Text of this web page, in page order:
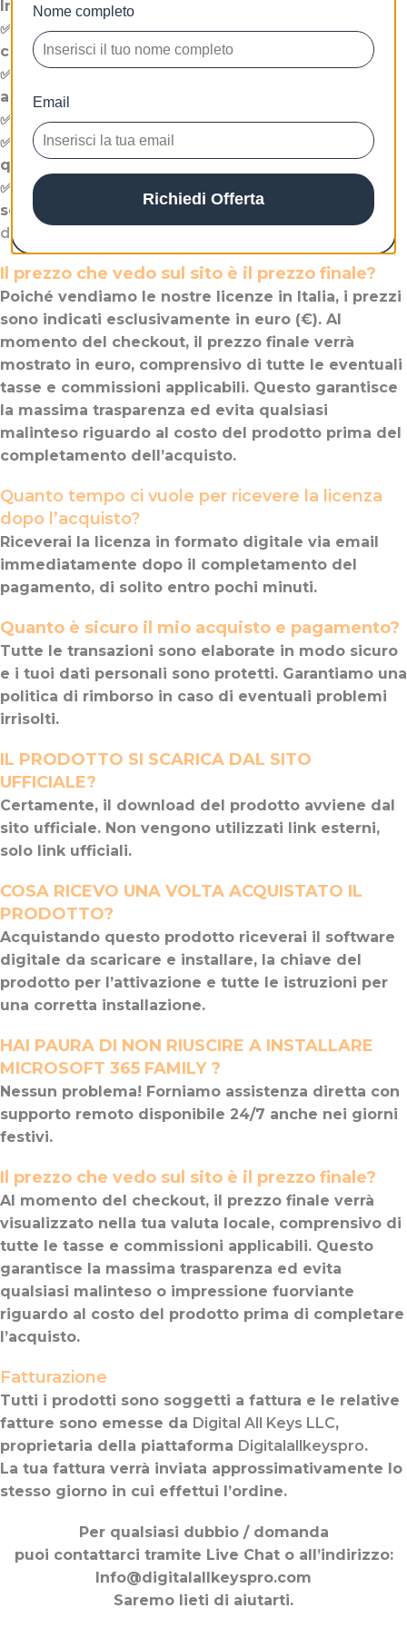
Incluso con il tuo acquisto:
✅ Un pacchetto di installazione verificato per una
configurazione fluida sul tuo dispositivo.
✅ Istruzioni passo-passo per l’installazione e
accesso al nostro team di supporto tecnico.
✅ Una fattura digitale emessa a tuo nome.
✅ Assistenza dal nostro team dedicato per
qualsiasi richiesta.
✅ Per gli acquisti idonei, si applica la garanzia di
soddisfazione come descritto nella nostra
Politica
di Rimborso e Reso
Il prezzo che vedo sul sito è il prezzo finale?
Poiché vendiamo le nostre licenze in Italia, i prezzi
sono indicati esclusivamente in euro (€). Al
momento del checkout, il prezzo finale verrà
mostrato in euro, comprensivo di tutte le eventuali
tasse e commissioni applicabili. Questo garantisce
la massima trasparenza ed evita qualsiasi
malinteso riguardo al costo del prodotto prima del
completamento dell’acquisto.
Quanto tempo ci vuole per ricevere la licenza
dopo l’acquisto?
Riceverai la licenza in formato digitale via email
immediatamente dopo il completamento del
pagamento, di solito entro pochi minuti.
Quanto è sicuro il mio acquisto e pagamento?
Tutte le transazioni sono elaborate in modo sicuro
e i tuoi dati personali sono protetti. Garantiamo una
politica di rimborso in caso di eventuali problemi
irrisolti.
IL PRODOTTO SI SCARICA DAL SITO
UFFICIALE?
Certamente, il download del prodotto avviene dal
sito ufficiale. Non vengono utilizzati link esterni,
solo link ufficiali.
COSA RICEVO UNA VOLTA ACQUISTATO IL
PRODOTTO?
Acquistando questo prodotto riceverai il software
digitale da scaricare e installare, la chiave del
prodotto per l’attivazione e tutte le istruzioni per
una corretta installazione.
HAI PAURA DI NON RIUSCIRE A INSTALLARE
MICROSOFT 365 FAMILY?
Nessun problema! Forniamo assistenza diretta con
supporto remoto disponibile 24/7 anche nei giorni
festivi.
Il prezzo che vedo sul sito è il prezzo finale?
Al momento del checkout, il prezzo finale verrà
visualizzato nella tua valuta locale, comprensivo di
tutte le tasse e commissioni applicabili. Questo
garantisce la massima trasparenza ed evita
qualsiasi malinteso o impressione fuorviante
riguardo al costo del prodotto prima di completare
l’acquisto.
Fatturazione
Tutti i prodotti sono soggetti a fattura e le relative
fatture sono emesse da Digital All Keys LLC,
proprietaria della piattaforma Digitalallkeyspro.
La tua fattura verrà inviata approssimativamente lo
stesso giorno in cui effettui l’ordine.
Per qualsiasi dubbio / domanda
puoi contattarci tramite Live Chat o all’indirizzo:
Info@digitalallkeyspro.com
Saremo lieti di aiutarti.
Nome completo
Email
Richiedi Offerta